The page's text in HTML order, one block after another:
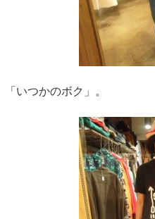
「いつかのボク」。